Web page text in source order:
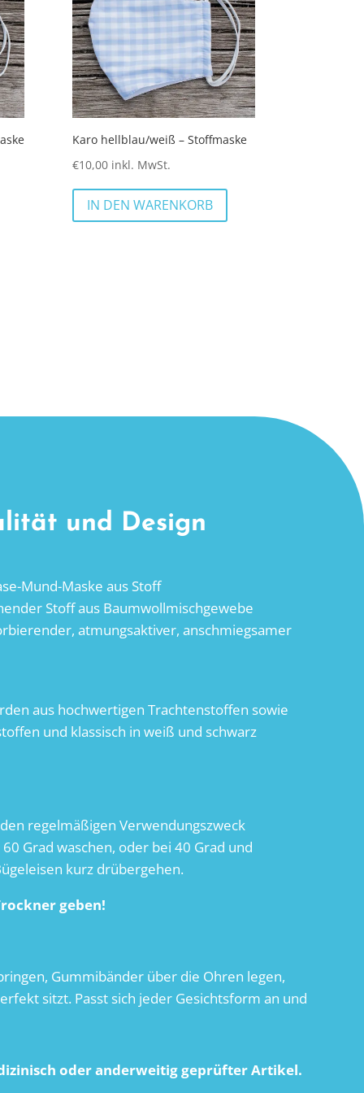
Karo hellblau/weiß – Stoffmaske
€10,00 inkl. MwSt.
IN DEN WARENKORB
und Design
Mund-Maske aus Stoff
Stoff aus Baumwollmischgewebe
atmungsaktiver, anschmiegsamer
aus hochwertigen Trachtenstoffen sowie
und klassisch in weiß und schwarz
regelmäßigen Verwendungszweck
Grad waschen, oder bei 40 Grad und
kurz drübergehen.
geben!
Gummibänder über die Ohren legen,
sitzt. Passt sich jeder Gesichtsform an und
oder anderweitig geprüfter Artikel.